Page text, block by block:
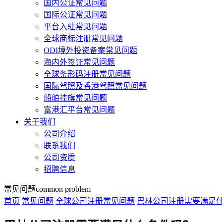
国内公证常见问题
国际公证常见问题
平台入驻常见问题
全球商标注册常见问题
ODI境外投资备案常见问题
海内外签证常见问题
全球条形码注册常见问题
国际驾照及香港驾照常见问题
船舶挂旗常见问题
富港汇平台常见问题
关于我们
公司介绍
联系我们
公司资质
招聘信息
常见问题common problem
首页 常见问题 全球公司注册常见问题 巴林公司注册需要满足